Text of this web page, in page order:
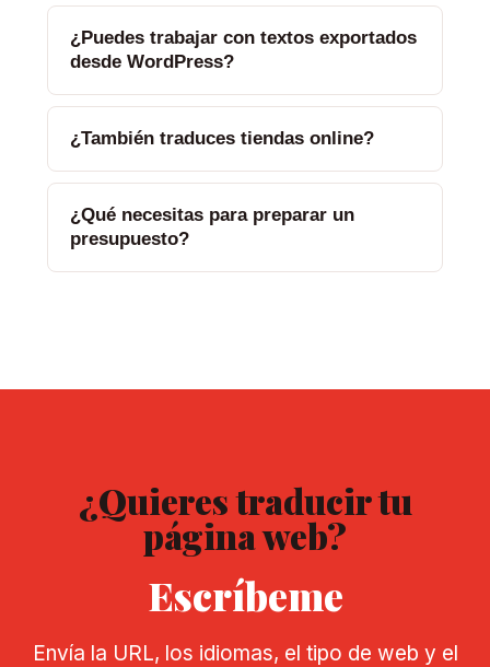
¿Puedes trabajar con textos exportados
desde WordPress?
¿También traduces tiendas online?
¿Qué necesitas para preparar un
presupuesto?
¿Quieres traducir tu
página web?
Escríbeme
Envía la URL, los idiomas, el tipo de web y el